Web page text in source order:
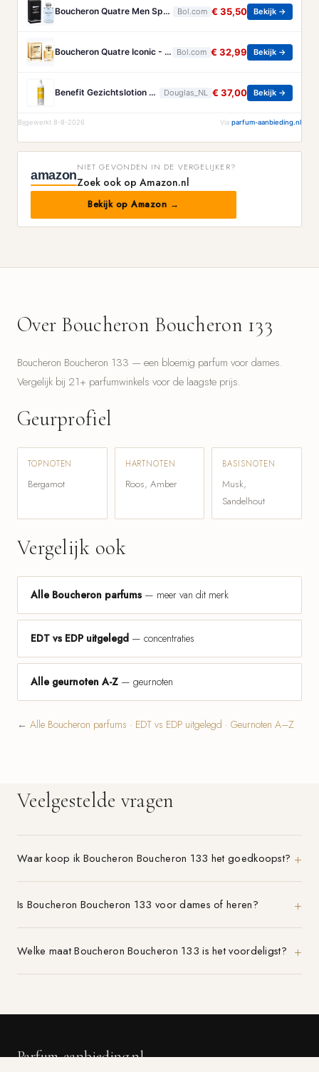
Boucheron Quatre Men Spray - 100 ml - Eau De Toilette Bol.com € 35,50 Bekijk →
Boucheron Quatre Iconic - 50 ml - eau de parfum spray - damesparfum Bol.com € 32,99 Bekijk →
Benefit Gezichtslotion The POREfessional Gezichtstoner Unisex 133ml Douglas_NL € 37,00 Bekijk →
Bijgewerkt 8-8-2026 Via parfum-aanbieding.nl
amazon
NIET GEVONDEN IN DE VERGELIJKER?
Zoek ook op Amazon.nl
Bekijk op Amazon →
Over Boucheron Boucheron 133
Boucheron Boucheron 133 — een bloemig parfum voor dames.
Vergelijk bij 21+ parfumwinkels voor de laagste prijs.
Geurprofiel
TOPNOTEN
Bergamot
HARTNOTEN
Roos, Amber
BASISNOTEN
Musk,
Sandelhout
Vergelijk ook
Alle Boucheron parfums — meer van dit merk
EDT vs EDP uitgelegd — concentraties
Alle geurnoten A-Z — geurnoten
← Alle Boucheron parfums · EDT vs EDP uitgelegd · Geurnoten A–Z
Veelgestelde vragen
Waar koop ik Boucheron Boucheron 133 het goedkoopst?
Is Boucheron Boucheron 133 voor dames of heren?
Welke maat Boucheron Boucheron 133 is het voordeligst?
Parfum-aanbieding.nl